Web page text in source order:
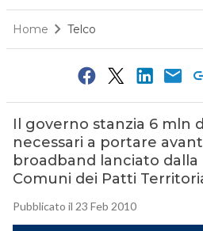
Home Telco
Il governo stanzia 6 mln
necessari a portare
broadband lanciato dalla
Comuni dei Patti
Pubblicato il 23 Feb 2010